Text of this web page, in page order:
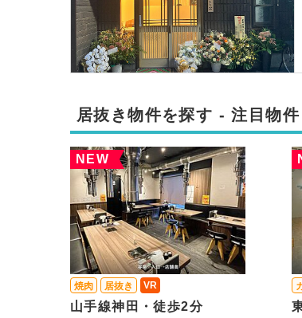
居抜き物件を探す - 注目物件
NEW
焼肉 居抜き VR
山手線神田・徒歩2分